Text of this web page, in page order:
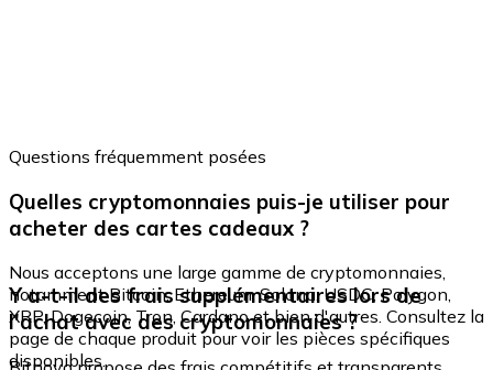
Questions fréquemment posées
Quelles cryptomonnaies puis-je utiliser pour
acheter des cartes cadeaux ?
Nous acceptons une large gamme de cryptomonnaies,
notamment Bitcoin, Ethereum, Solana, USDC, Polygon,
XRP, Dogecoin, Tron, Cardano et bien d'autres. Consultez la
page de chaque produit pour voir les pièces spécifiques
disponibles.
Y a-t-il des frais supplémentaires lors de
l'achat avec des cryptomonnaies ?